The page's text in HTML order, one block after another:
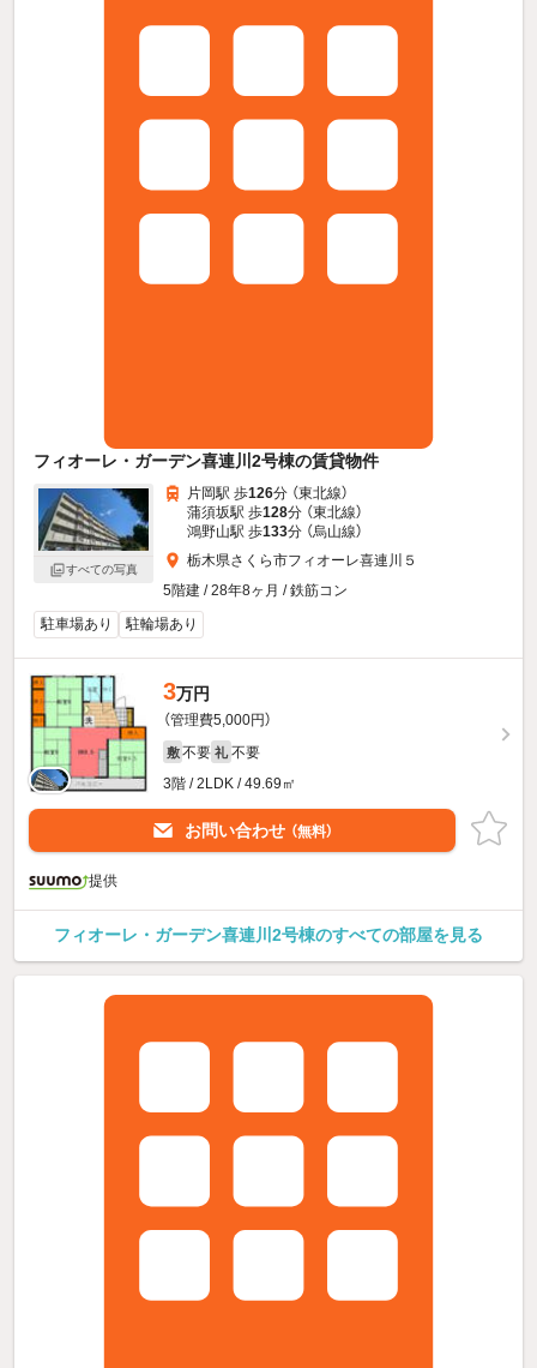
フィオーレ・ガーデン喜連川2号棟の賃貸物件
すべての写真
片岡駅 歩126分 （東北線）
蒲須坂駅 歩128分 （東北線）
鴻野山駅 歩133分 （烏山線）
栃木県さくら市フィオーレ喜連川５
5階建 / 28年8ヶ月 / 鉄筋コン
駐車場あり
駐輪場あり
3万円
（管理費5,000円）
敷 不要 礼 不要
3階 / 2LDK / 49.69㎡
お問い合わせ （無料）
提供
フィオーレ・ガーデン喜連川2号棟のすべての部屋を見る